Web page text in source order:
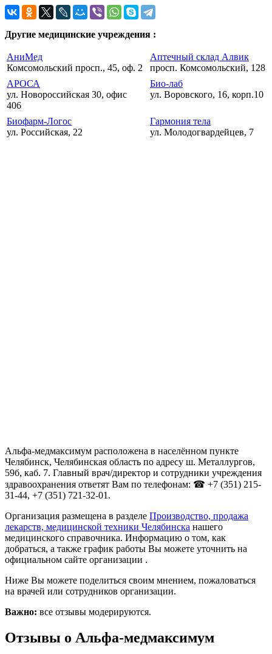
Другие медицинские учреждения :
АниМед
Комсомольский просп., 45, оф. 2
Аптечный склад Алвик
просп. Комсомольский, 128
АРОСА
ул. Новороссийская 30, офис
406
Био-лаб
ул. Воровского, 16, корп.10
Биофарм-Логос
ул. Российская, 22
Гармония тела
ул. Молодогвардейцев, 7
Альфа-медмаксимум расположена в населённом пункте
Челябинск, Челябинская область по адресу ш. Металлургов,
59б, каб. 7. Главный врач/директор и сотрудники учреждения
здравоохранения ответят Вам по телефонам: ☎ +7 (351) 215-
31-44, +7 (351) 721-32-01.
Организация размещена в разделе Производство, продажа
лекарств, медицинской техники Челябинска нашего
медицинского справочника. Информацию о том, как
добраться, а также график работы Вы можете уточнить на
официальном сайте организации .
Ниже Вы можете поделиться своим мнением, пожаловаться
на врачей или сотрудников организации.
Важно: все отзывы модерируются.
Отзывы о Альфа-медмаксимум